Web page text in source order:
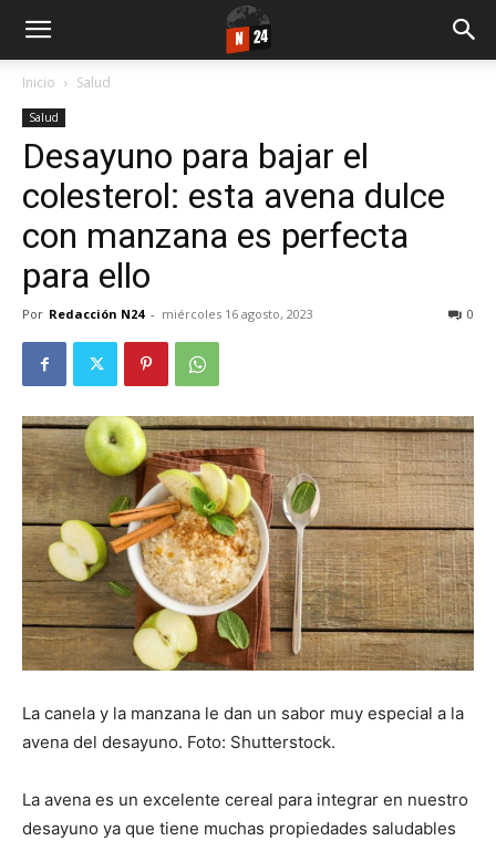
Inicio Salud
Salud
Desayuno para bajar el
colesterol: esta avena dulce
con manzana es perfecta
para ello
Por Redacción N24 - miércoles 16 agosto, 2023 0
La canela y la manzana le dan un sabor muy especial a la
avena del desayuno. Foto: Shutterstock.
La avena es un excelente cereal para integrar en nuestro
desayuno ya que tiene muchas propiedades saludables